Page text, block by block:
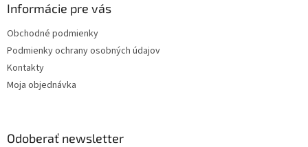
Informácie pre vás
Obchodné podmienky
Podmienky ochrany osobných údajov
Kontakty
Moja objednávka
Odoberať newsletter